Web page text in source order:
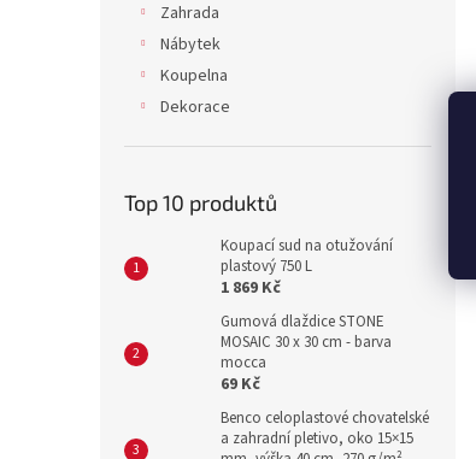
Zahrada
Nábytek
Koupelna
Dekorace
Top 10 produktů
Koupací sud na otužování
plastový 750 L
1 869 Kč
Gumová dlaždice STONE
MOSAIC 30 x 30 cm - barva
mocca
69 Kč
Benco celoplastové chovatelské
a zahradní pletivo, oko 15×15